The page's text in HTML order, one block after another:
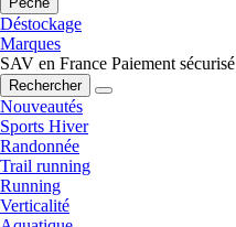
Déstockage
Marques
SAV en France Paiement sécurisé
Rechercher
Nouveautés
Sports Hiver
Randonnée
Trail running
Running
Verticalité